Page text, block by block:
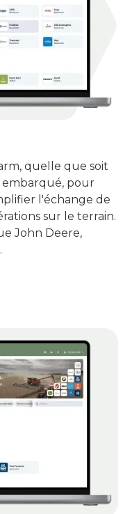
quelle que soit
pour
l'échange de
sur le terrain.
John Deere,